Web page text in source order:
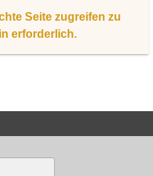
Seite zugreifen zu
erforderlich.